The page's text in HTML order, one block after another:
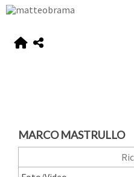
MARCO MASTRULLO